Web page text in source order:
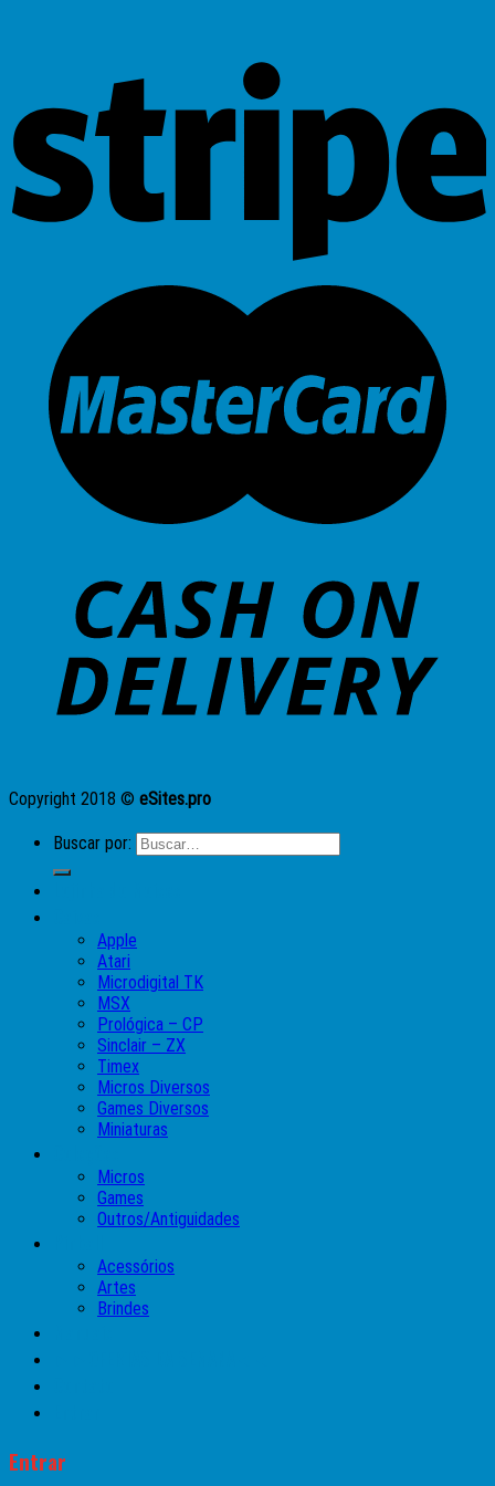
Copyright 2018 © eSites.pro
Buscar por:
Apple
Atari
Microdigital TK
MSX
Prológica – CP
Sinclair – ZX
Timex
Micros Diversos
Games Diversos
Miniaturas
Micros
Games
Outros/Antiguidades
Acessórios
Artes
Brindes
Entrar